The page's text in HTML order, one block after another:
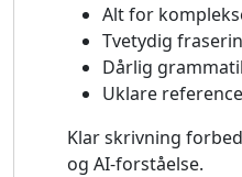
Alt for
Tvetydig
Dårlig
Uklare
Klar skrivning
og AI-forståelse.